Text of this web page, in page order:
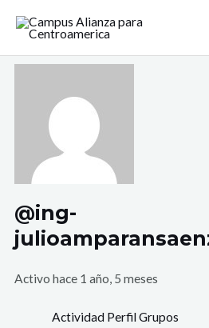
contenido
@ing-
Activo hace 1 año, 5 meses
Actividad PerfilGrupos